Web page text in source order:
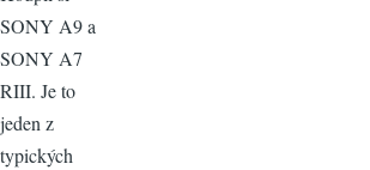
SONY A9 a
SONY A7
RIII. Je to
jeden z
typických